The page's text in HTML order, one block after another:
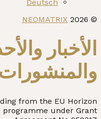
Deutsch
© 2026
NEOMATRIX
الأخبار